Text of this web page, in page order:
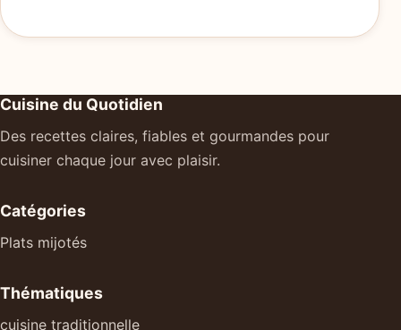
Cuisine du Quotidien
Des recettes claires, fiables et gourmandes pour
cuisiner chaque jour avec plaisir.
Catégories
Plats mijotés
Thématiques
cuisine traditionnelle